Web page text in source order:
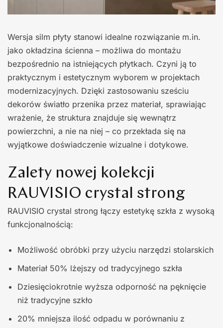
Wersja silm płyty stanowi idealne rozwiązanie m.in.
jako okładzina ścienna – możliwa do montażu
bezpośrednio na istniejących płytkach. Czyni ją to
praktycznym i estetycznym wyborem w projektach
modernizacyjnych. Dzięki zastosowaniu sześciu
dekorów światło przenika przez materiał, sprawiając
wrażenie, że struktura znajduje się wewnątrz
powierzchni, a nie na niej – co przekłada się na
wyjątkowe doświadczenie wizualne i dotykowe.
Zalety nowej kolekcji
RAUVISIO crystal strong
RAUVISIO crystal strong łączy estetykę szkła z wysoką
funkcjonalnością:
Możliwość obróbki przy użyciu narzędzi stolarskich
Materiał 50% lżejszy od tradycyjnego szkła
Dziesięciokrotnie wyższa odporność na pęknięcie
niż tradycyjne szkło
20% mniejsza ilość odpadu w porównaniu z